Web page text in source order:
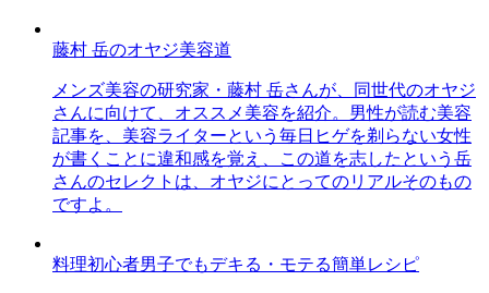
藤村 岳のオヤジ美容道
メンズ美容の研究家・藤村 岳さんが、同世代のオヤジ
さんに向けて、オススメ美容を紹介。男性が読む美容
記事を、美容ライターという毎日ヒゲを剃らない女性
が書くことに違和感を覚え、この道を志したという岳
さんのセレクトは、オヤジにとってのリアルそのもの
ですよ。
料理初心者男子でもデキる・モテる簡単レシピ